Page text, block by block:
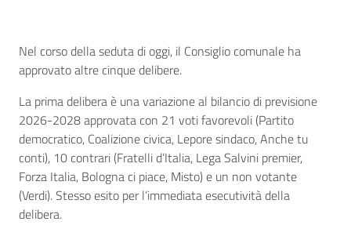
Descrizione
Nel corso della seduta di oggi, il Consiglio comunale ha
approvato altre cinque delibere.
La prima delibera è una variazione al bilancio di previsione
2026-2028 approvata con 21 voti favorevoli (Partito
democratico, Coalizione civica, Lepore sindaco, Anche tu
conti), 10 contrari (Fratelli d’Italia, Lega Salvini premier,
Forza Italia, Bologna ci piace, Misto) e un non votante
(Verdi). Stesso esito per l’immediata esecutività della
delibera.